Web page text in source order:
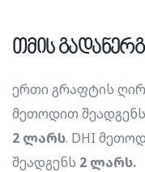
თმის
ერთი გრაფტის
მეთოდით შეადგენს
2 ლარს. DHI
შეადგენს 2 ლარს.